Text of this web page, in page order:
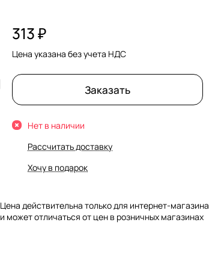
313 ₽
Цена указана без учета НДС
Заказать
Нет в наличии
Рассчитать доставку
Хочу в подарок
Цена действительна только для интернет-магазина
и может отличаться от цен в розничных магазинах